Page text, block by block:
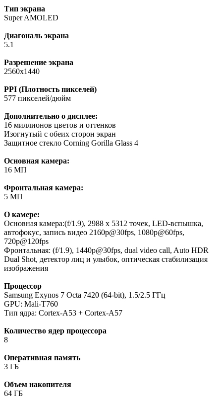
Тип экрана
Super AMOLED
Диагональ экрана
5.1
Разрешение экрана
2560x1440
PPI (Плотность пикселей)
577 пикселей/дюйм
Дополнительно о дисплее:
16 миллионов цветов и оттенков
Изогнутый с обеих сторон экран
Защитное стекло Corning Gorilla Glass 4
Основная камера:
16 МП
Фронтальная камера:
5 МП
О камере:
Основная камера:(f/1.9), 2988 x 5312 точек, LED-вспышка,
автофокус, запись видео 2160p@30fps, 1080p@60fps,
720p@120fps
Фронтальная: (f/1.9), 1440p@30fps, dual video call, Auto HDR
Dual Shot, детектор лиц и улыбок, оптическая стабилизация
изображения
Процессор
Samsung Exynos 7 Octa 7420 (64-bit), 1.5/2.5 ГГц
GPU: Mali-T760
Тип ядра: Cortex-A53 + Cortex-A57
Количество ядер процессора
8
Оперативная память
3 ГБ
Объем накопителя
64 ГБ